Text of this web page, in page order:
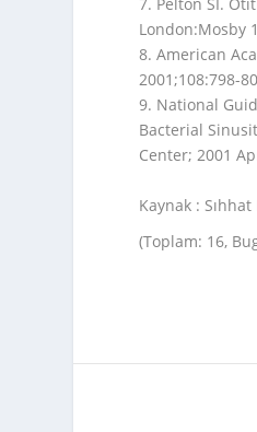
London:Mosby
8. American
2001;108:798-
9. National
Bacterial
Center; 2001
Kaynak : Sıhhat
(Toplam: 16,